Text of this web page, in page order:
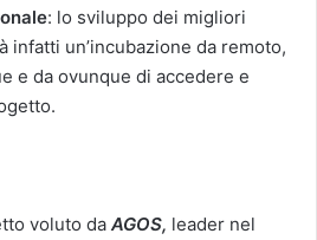
: lo sviluppo dei migliori
infatti un’incubazione da remoto,
e da ovunque di accedere e
voluto da AGOS, leader nel